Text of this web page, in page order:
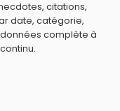
citations,
date, catégorie,
complète à